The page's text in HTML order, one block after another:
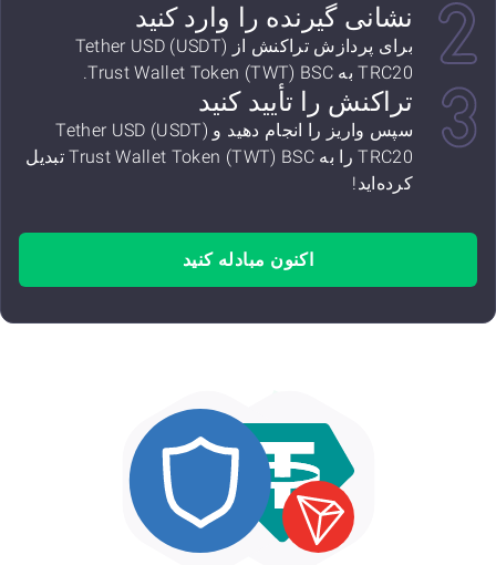
نشانی گیرنده را وارد کنید
برای پردازش تراکنش از Tether USD (USDT)
TRC20 به Trust Wallet Token (TWT) BSC.
تراکنش را تأیید کنید
سپس واریز را انجام دهید و Tether USD (USDT)
TRC20 را به Trust Wallet Token (TWT) BSC تبدیل
کرده‌اید!
اکنون مبادله کنید